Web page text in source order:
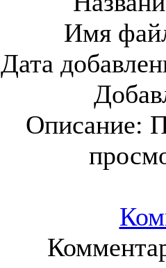
Имя
Дата
Описание: